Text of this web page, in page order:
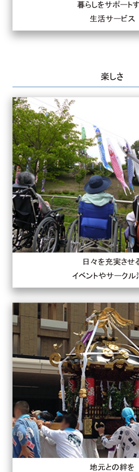
暮らしをサポート
生活サービス
楽しさ
日々を充実させ
イベントやサークル
地元との絆を